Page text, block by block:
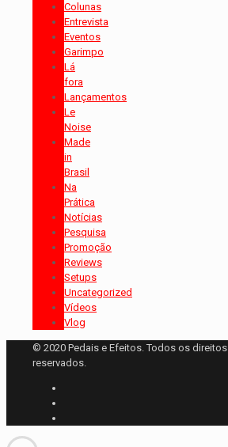
Colunas
Entrevista
Eventos
Garimpo
Lá
fora
Lançamentos
Le
Noise
Made
in
Brasil
Na
Prática
Notícias
Pesquisa
Promoção
Reviews
Setups
Uncategorized
Vídeos
Vlog
© 2020 Pedais e Efeitos. Todos os direitos
reservados.